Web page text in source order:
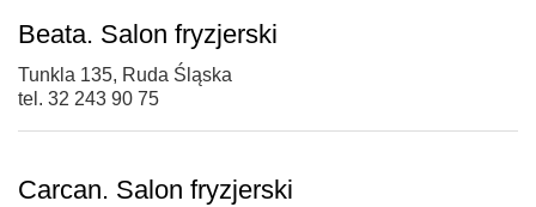
Beata. Salon fryzjerski
Tunkla 135, Ruda Śląska
tel. 32 243 90 75
Carcan. Salon fryzjerski